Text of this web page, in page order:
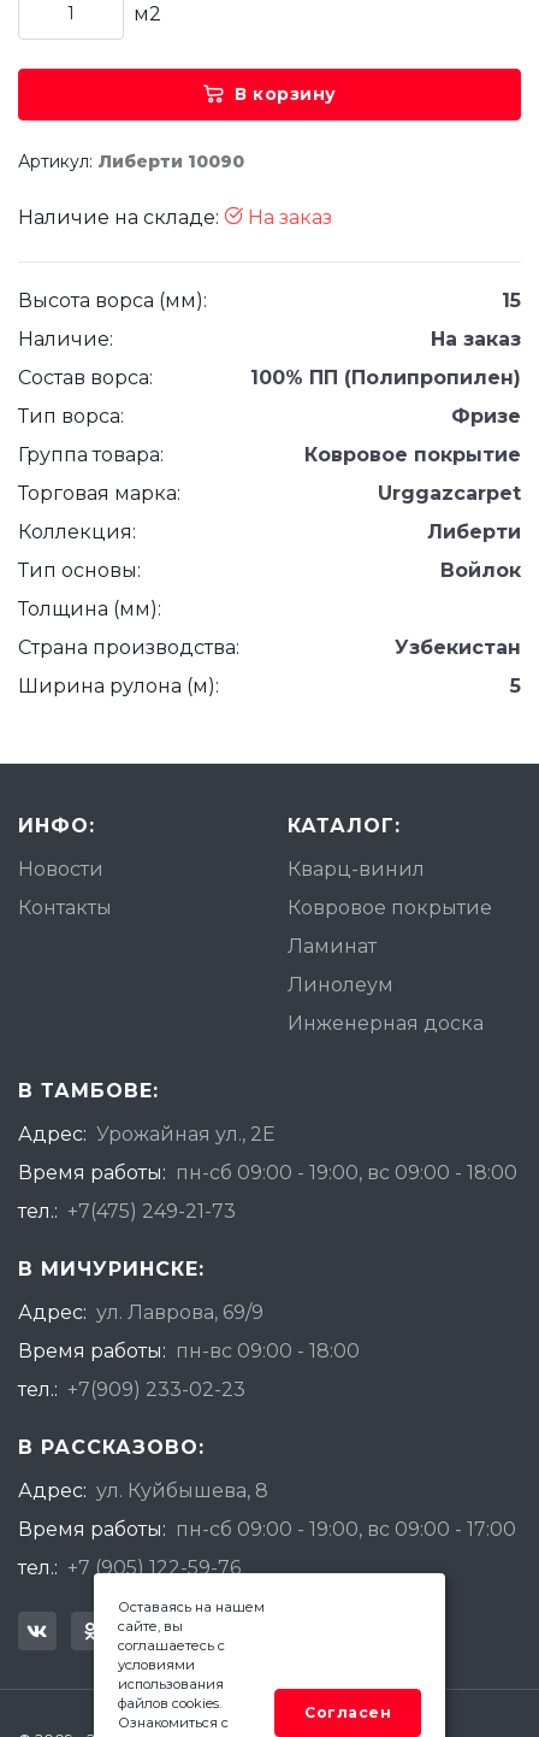
м2
В корзину
Артикул: Либерти 10090
Наличие на складе: На заказ
Высота ворса (мм):
15
Наличие:
На заказ
Состав ворса:
100% ПП (Полипропилен)
Тип ворса:
Фризе
Группа товара:
Ковровое покрытие
Торговая марка:
Urggazcarpet
Коллекция:
Либерти
Тип основы:
Войлок
Толщина (мм):
Страна производства:
Узбекистан
Ширина рулона (м):
5
ИНФО:
Новости
Контакты
КАТАЛОГ:
Кварц-винил
Ковровое покрытие
Ламинат
Линолеум
Инженерная доска
В ТАМБОВЕ:
Адрес: Урожайная ул., 2Е
Время работы: пн-сб 09:00 - 19:00, вс 09:00 - 18:00
тел.: +7(475) 249-21-73
В МИЧУРИНСКЕ:
Адрес: ул. Лаврова, 69/9
Время работы: пн-вс 09:00 - 18:00
тел.: +7(909) 233-02-23
В РАССКАЗОВО:
Адрес: ул. Куйбышева, 8
Время работы: пн-сб 09:00 - 19:00, вс 09:00 - 17:00
тел.: +7 (905) 122-59-76
Оставаясь на нашем
сайте, вы
соглашаетесь с
условиями
использования
файлов cookies.
Ознакомиться с
Согласен